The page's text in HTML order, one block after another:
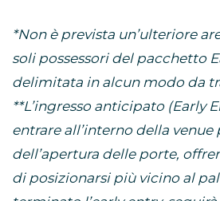
*Non è prevista un’ulteriore
soli possessori del pacchetto
delimitata in alcun modo da
**L’ingresso anticipato (Early
entrare all’interno della venue
dell’apertura delle porte,
di posizionarsi più vicino al